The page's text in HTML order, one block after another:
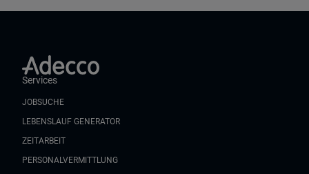
Services
JOBSUCHE
LEBENSLAUF GENERATOR
ZEITARBEIT
PERSONALVERMITTLUNG